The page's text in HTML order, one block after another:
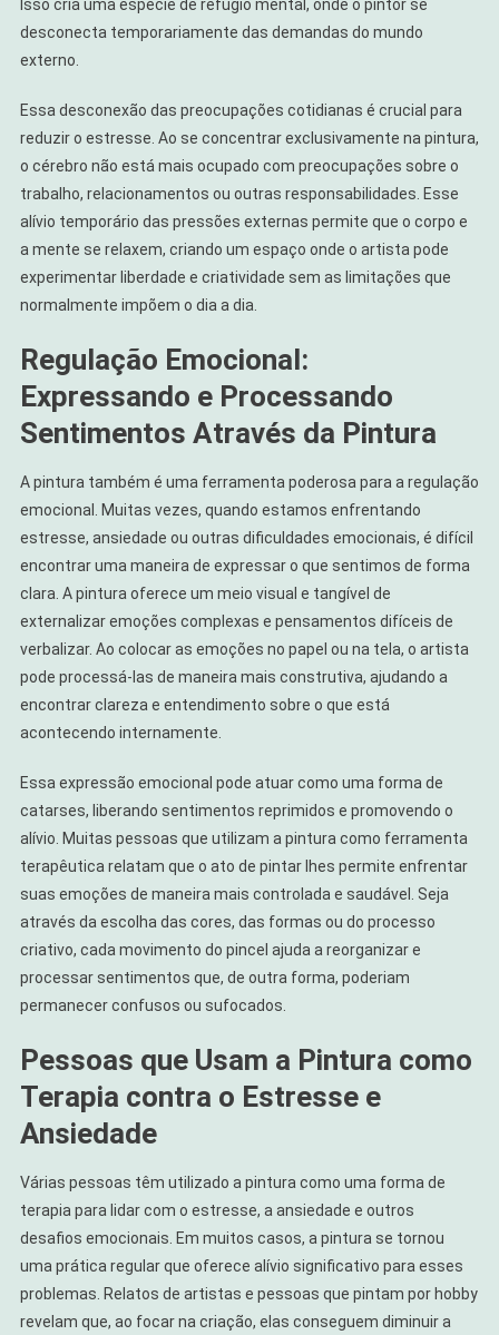
Isso cria uma espécie de refúgio mental, onde o pintor se
desconecta temporariamente das demandas do mundo
externo.
Essa desconexão das preocupações cotidianas é crucial para
reduzir o estresse. Ao se concentrar exclusivamente na pintura,
o cérebro não está mais ocupado com preocupações sobre o
trabalho, relacionamentos ou outras responsabilidades. Esse
alívio temporário das pressões externas permite que o corpo e
a mente se relaxem, criando um espaço onde o artista pode
experimentar liberdade e criatividade sem as limitações que
normalmente impõem o dia a dia.
Regulação Emocional:
Expressando e Processando
Sentimentos Através da Pintura
A pintura também é uma ferramenta poderosa para a regulação
emocional. Muitas vezes, quando estamos enfrentando
estresse, ansiedade ou outras dificuldades emocionais, é difícil
encontrar uma maneira de expressar o que sentimos de forma
clara. A pintura oferece um meio visual e tangível de
externalizar emoções complexas e pensamentos difíceis de
verbalizar. Ao colocar as emoções no papel ou na tela, o artista
pode processá-las de maneira mais construtiva, ajudando a
encontrar clareza e entendimento sobre o que está
acontecendo internamente.
Essa expressão emocional pode atuar como uma forma de
catarses, liberando sentimentos reprimidos e promovendo o
alívio. Muitas pessoas que utilizam a pintura como ferramenta
terapêutica relatam que o ato de pintar lhes permite enfrentar
suas emoções de maneira mais controlada e saudável. Seja
através da escolha das cores, das formas ou do processo
criativo, cada movimento do pincel ajuda a reorganizar e
processar sentimentos que, de outra forma, poderiam
permanecer confusos ou sufocados.
Pessoas que Usam a Pintura como
Terapia contra o Estresse e
Ansiedade
Várias pessoas têm utilizado a pintura como uma forma de
terapia para lidar com o estresse, a ansiedade e outros
desafios emocionais. Em muitos casos, a pintura se tornou
uma prática regular que oferece alívio significativo para esses
problemas. Relatos de artistas e pessoas que pintam por hobby
revelam que, ao focar na criação, elas conseguem diminuir a